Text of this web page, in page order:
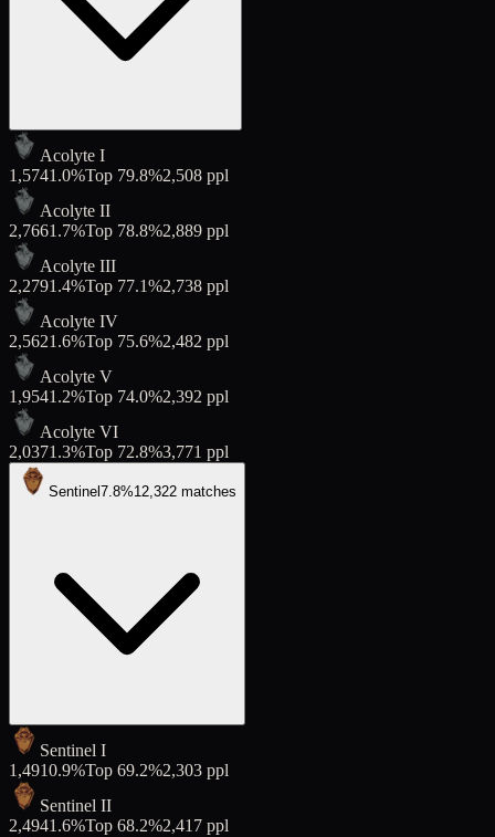
Acolyte I
1,5741.0%Top 79.8%2,508 ppl
Acolyte II
2,7661.7%Top 78.8%2,889 ppl
Acolyte III
2,2791.4%Top 77.1%2,738 ppl
Acolyte IV
2,5621.6%Top 75.6%2,482 ppl
Acolyte V
1,9541.2%Top 74.0%2,392 ppl
Acolyte VI
2,0371.3%Top 72.8%3,771 ppl
Sentinel 7.8%12,322 matches
Sentinel I
1,4910.9%Top 69.2%2,303 ppl
Sentinel II
2,4941.6%Top 68.2%2,417 ppl